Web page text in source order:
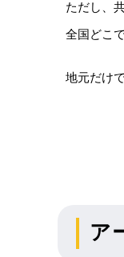
ただし、
全国どこ
地元だけ
ア